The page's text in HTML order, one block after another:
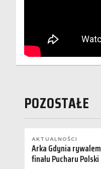
POZOSTAŁE
AKTUALNOŚCI
Arka Gdynia
finału Pucharu Polski